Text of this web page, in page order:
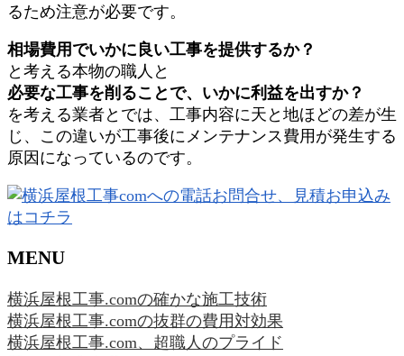
るため注意が必要です。
相場費用でいかに良い工事を提供するか？
と考える本物の職人と
必要な工事を削ることで、いかに利益を出すか？
を考える業者とでは、工事内容に天と地ほどの差が生
じ、この違いが工事後にメンテナンス費用が発生する
原因になっているのです。
MENU
横浜屋根工事.comの確かな施工技術
横浜屋根工事.comの抜群の費用対効果
横浜屋根工事.com、超職人のプライド